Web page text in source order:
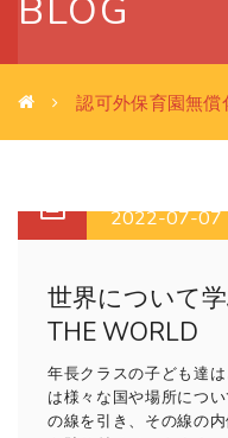
BLOG
認可外保育園無償
2022-07-07
世界について
THE WORLD
年長クラスの子ども達
は様々な国や場所につ
の線を引き、その線の